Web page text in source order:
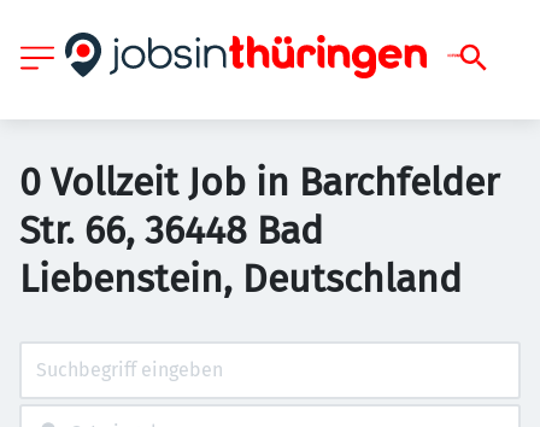
0 Vollzeit Job in Barchfelder
Str. 66, 36448 Bad
Liebenstein, Deutschland